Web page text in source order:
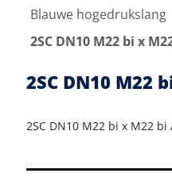
Blauwe hogedrukslang
2SC DN10 M22 bi x
2SC DN10 M22
2SC DN10 M22 bi x M22 bi